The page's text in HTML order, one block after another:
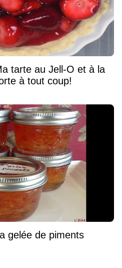
tarte au Jell-O et à la
à tout coup!
gelée de piments